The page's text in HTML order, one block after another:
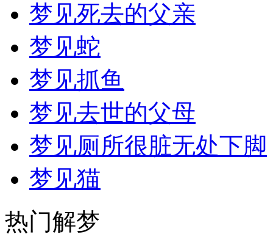
梦见死去的父亲
梦见蛇
梦见抓鱼
梦见去世的父母
梦见厕所很脏无处下脚
梦见猫
热门解梦